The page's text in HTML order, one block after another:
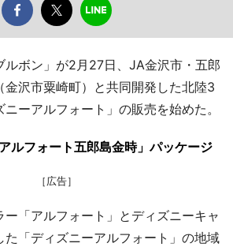
ボン」が2月27日、JA金沢市・五郎
金沢市粟崎町）と共同開発した北陸3
ーアルフォート」の販売を始めた。
ルフォート五郎島金時」パッケージ
［広告］
「アルフォート」とディズニーキャ
た「ディズニーアルフォート」の地域